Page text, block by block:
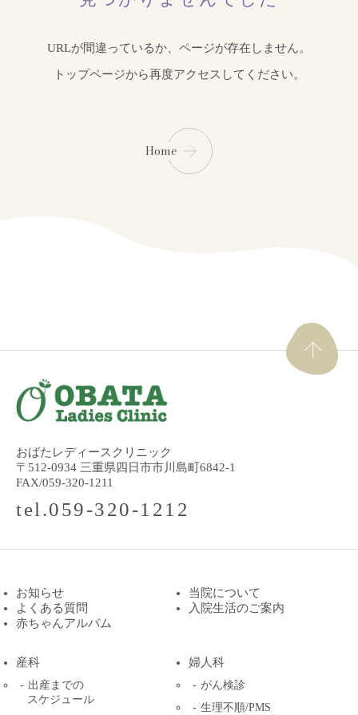
URLが間違っているか、ページが存在しません。
トップページから再度アクセスしてください。
Home
おばたレディースクリニック
〒512-0934 三重県四日市市川島町6842-1
FAX/059-320-1211
tel.059-320-1212
お知らせ
当院について
よくある質問
入院生活のご案内
赤ちゃんアルバム
産科
出産までの
スケジュール
婦人科
がん検診
生理不順/PMS